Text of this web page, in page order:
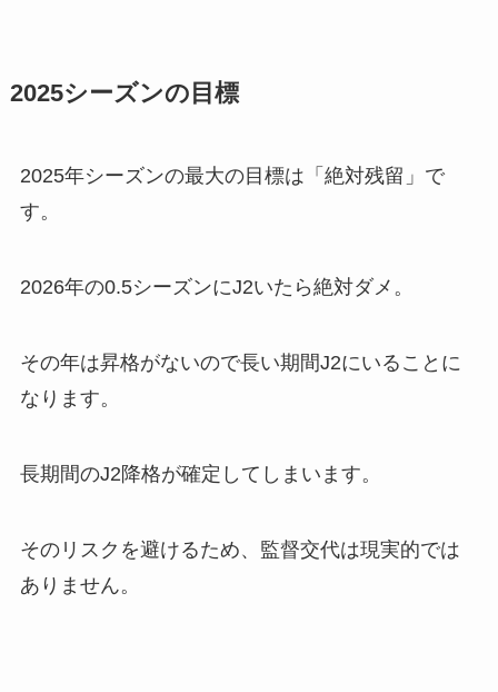
2025シーズンの目標
2025年シーズンの最大の目標は「絶対残留」で
す。
2026年の0.5シーズンにJ2いたら絶対ダメ。
その年は昇格がないので長い期間J2にいることに
なります。
長期間のJ2降格が確定してしまいます。
そのリスクを避けるため、監督交代は現実的では
ありません。